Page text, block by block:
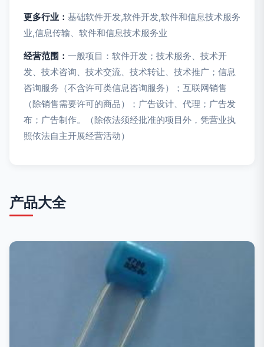
更多行业： 基础软件开发,软件开发,软件和信息技术服务
业,信息传输、软件和信息技术服务业
经营范围： 一般项目：软件开发；技术服务、技术开
发、技术咨询、技术交流、技术转让、技术推广；信息
咨询服务（不含许可类信息咨询服务）；互联网销售
（除销售需要许可的商品）；广告设计、代理；广告发
布；广告制作。（除依法须经批准的项目外，凭营业执
照依法自主开展经营活动）
产品大全